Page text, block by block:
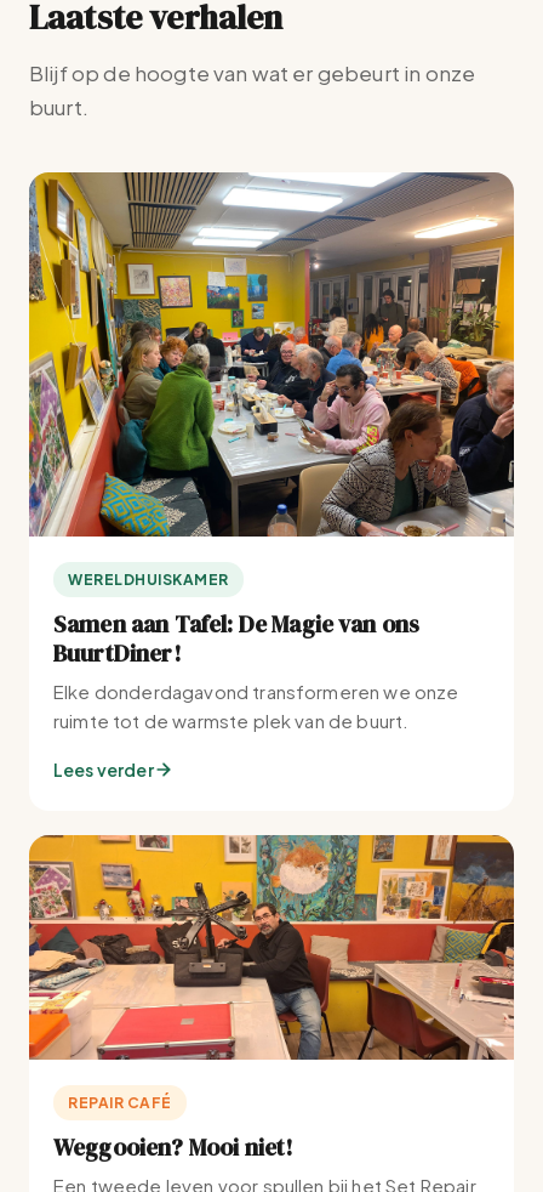
Laatste verhalen
Blijf op de hoogte van wat er gebeurt in onze
buurt.
WERELDHUISKAMER
Samen aan Tafel: De Magie van ons
BuurtDiner!
Elke donderdagavond transformeren we onze
ruimte tot de warmste plek van de buurt.
Lees verder
REPAIR CAFÉ
Weggooien? Mooi niet!
Een tweede leven voor spullen bij het Set Repair